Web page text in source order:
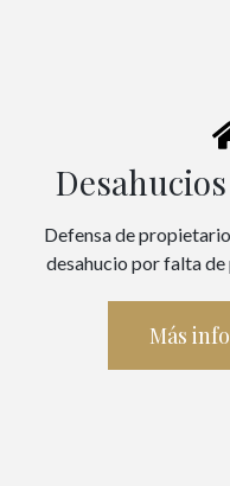
Defensa de
desahucio por falta de
Más